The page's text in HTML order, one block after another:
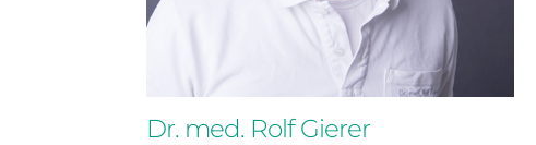
Dr. med. Rolf Gierer